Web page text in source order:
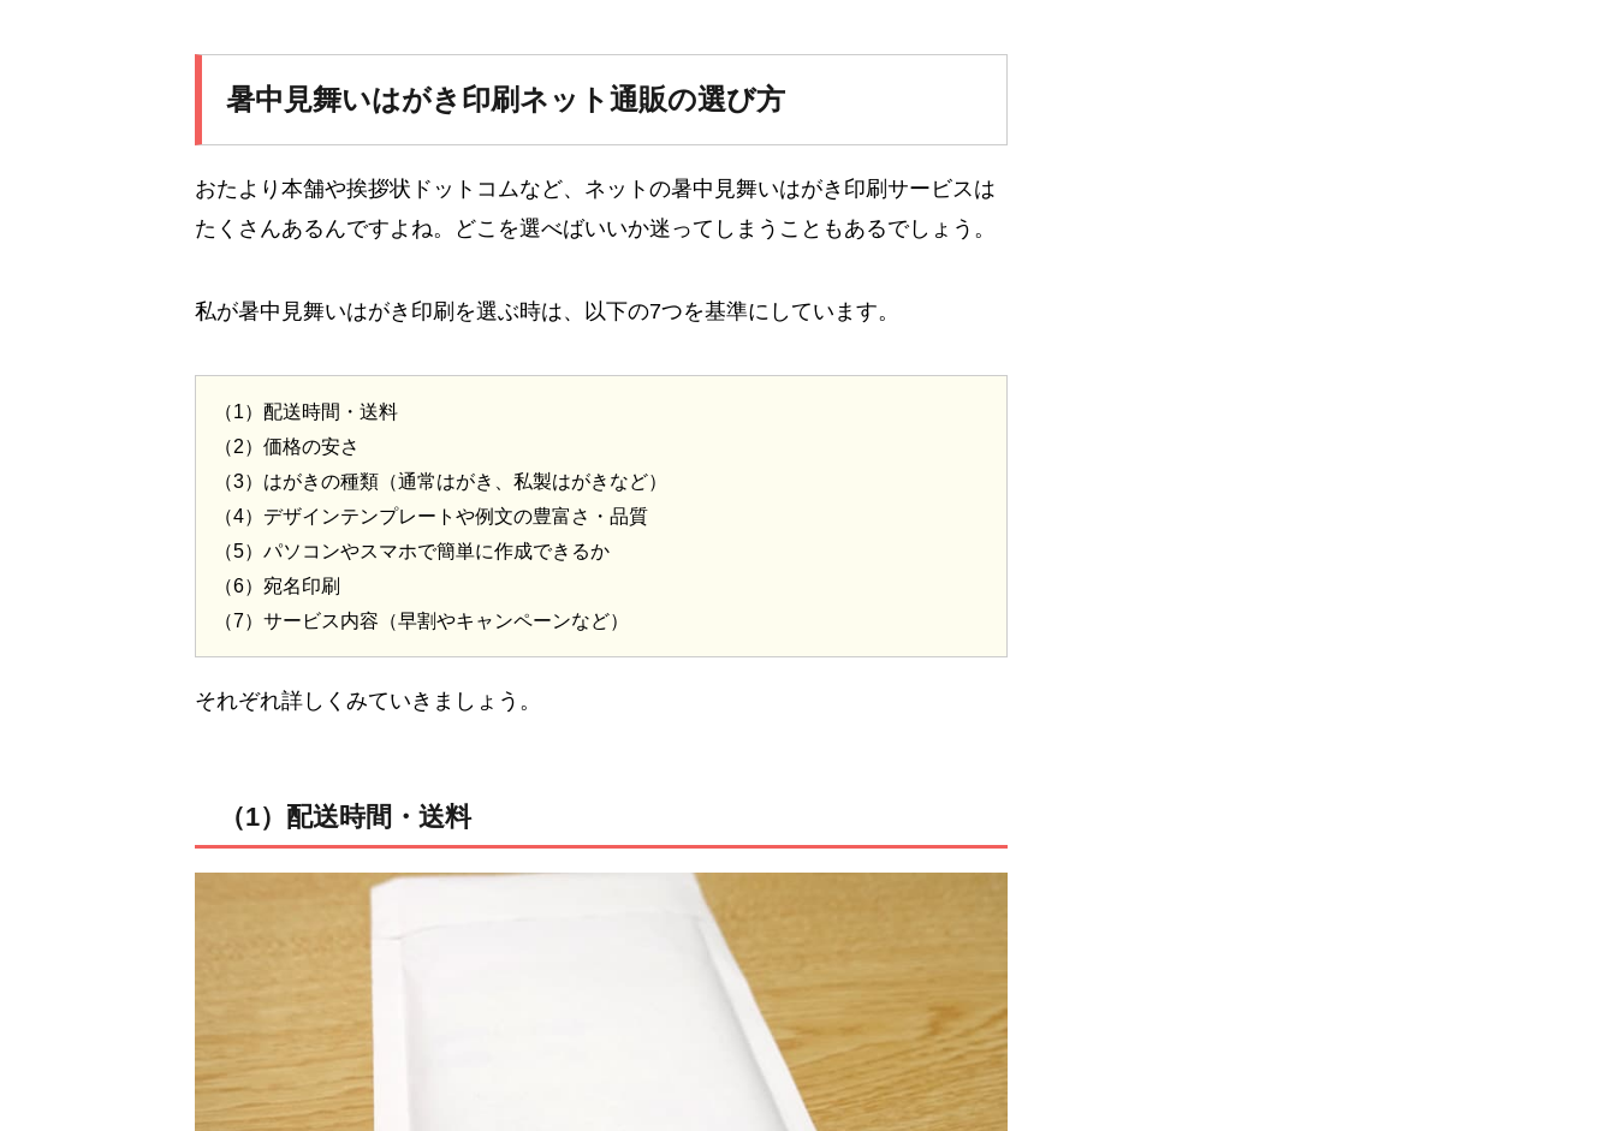
暑中見舞いはがき印刷ネット通販の選び方
おたより本舗や挨拶状ドットコムなど、ネットの暑中見舞いはがき印刷サービスは
たくさんあるんですよね。どこを選べばいいか迷ってしまうこともあるでしょう。
私が暑中見舞いはがき印刷を選ぶ時は、以下の7つを基準にしています。
（1）配送時間・送料
（2）価格の安さ
（3）はがきの種類（通常はがき、私製はがきなど）
（4）デザインテンプレートや例文の豊富さ・品質
（5）パソコンやスマホで簡単に作成できるか
（6）宛名印刷
（7）サービス内容（早割やキャンペーンなど）
それぞれ詳しくみていきましょう。
（1）配送時間・送料